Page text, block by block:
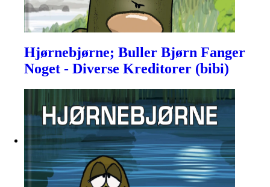
Hjørnebjørne; Buller Bjørn Fanger
Noget - Diverse Kreditorer (bibi)